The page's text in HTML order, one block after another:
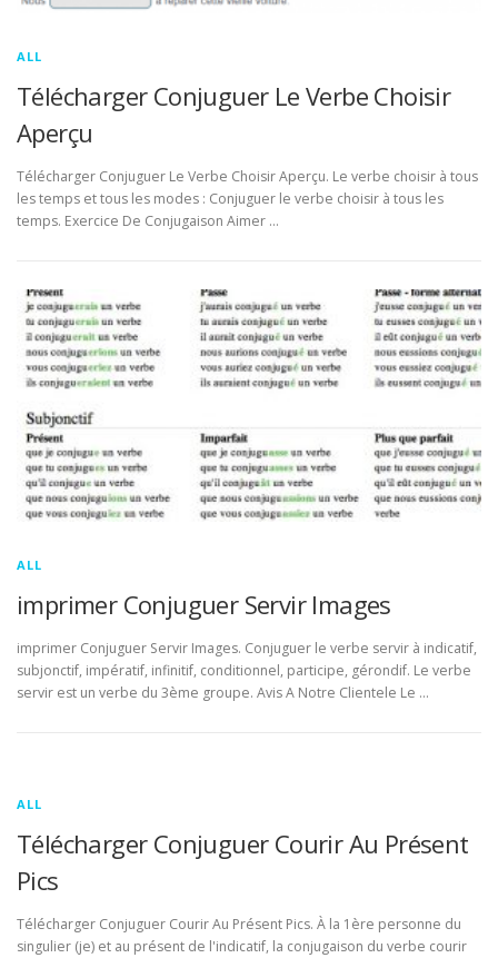
ALL
Télécharger Conjuguer Le Verbe Choisir
Aperçu
Télécharger Conjuguer Le Verbe Choisir Aperçu. Le verbe choisir à tous
les temps et tous les modes : Conjuguer le verbe choisir à tous les
temps. Exercice De Conjugaison Aimer …
ALL
imprimer Conjuguer Servir Images
imprimer Conjuguer Servir Images. Conjuguer le verbe servir à indicatif,
subjonctif, impératif, infinitif, conditionnel, participe, gérondif. Le verbe
servir est un verbe du 3ème groupe. Avis A Notre Clientele Le …
ALL
Télécharger Conjuguer Courir Au Présent
Pics
Télécharger Conjuguer Courir Au Présent Pics. À la 1ère personne du
singulier (je) et au présent de l'indicatif, la conjugaison du verbe courir